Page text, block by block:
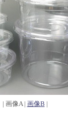
| 画像A | 画像B |